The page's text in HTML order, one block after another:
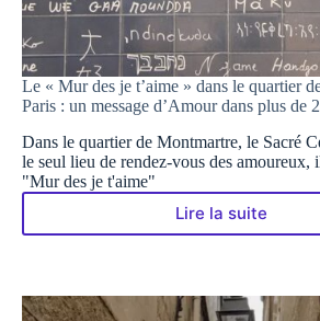
Le « Mur des je t’aime » dans le quartier
Paris : un message d’Amour dans plus de
Dans le quartier de Montmartre, le Sacré
le seul lieu de rendez-vous des amoureux,
"Mur des je t'aime"
Lire la suite
Le
t’aime »